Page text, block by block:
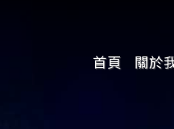
首頁 關於